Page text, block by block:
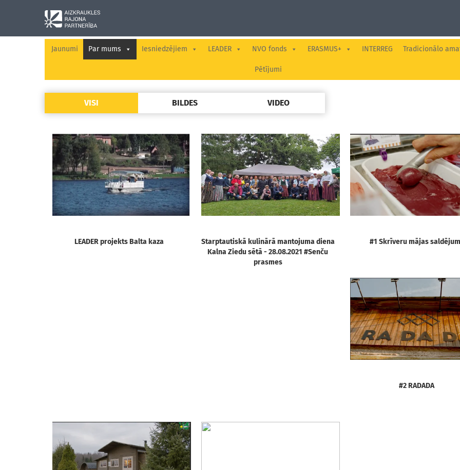
Jaunumi Par mums Iesniedzējiem LEADER NVO fonds ERASMUS+ INTERREG Tradicionālo
Pētījumi
VISI BILDES VIDEO
LEADER projekts Balta kaza
Starptautiskā kulinārā mantojuma diena
Kalna Ziedu sētā - 28.08.2021 #Senču
prasmes
#1 Skrīveru mājas
#2 RADADA